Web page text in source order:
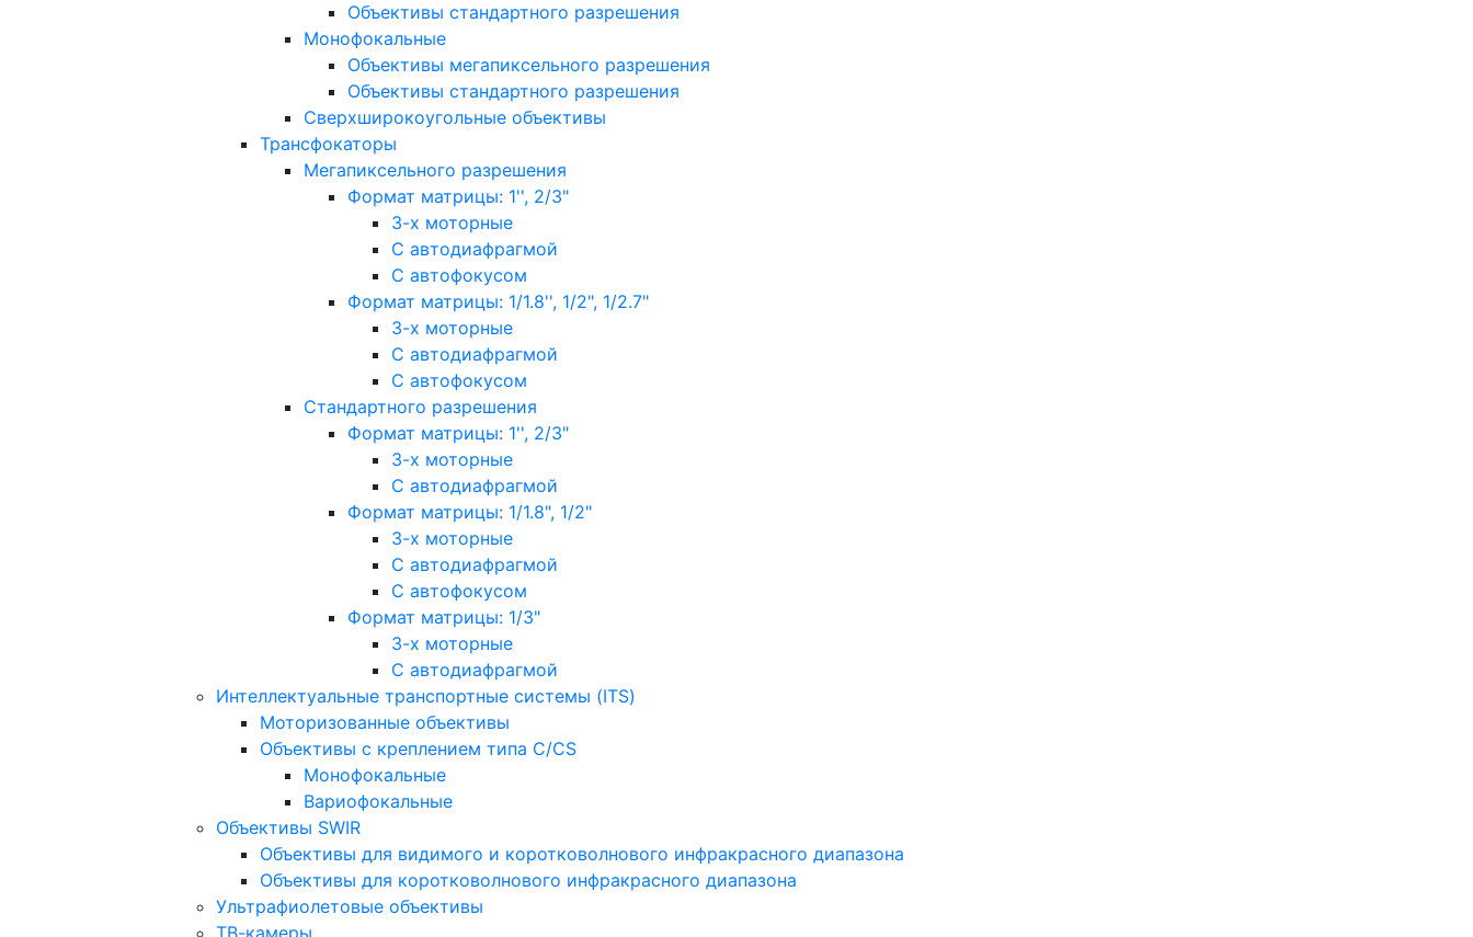
Объективы стандартного разрешения
Монофокальные
Объективы мегапиксельного разрешения
Объективы стандартного разрешения
Сверхширокоугольные объективы
Трансфокаторы
Мегапиксельного разрешения
Формат матрицы: 1'', 2/3"
3-х моторные
С автодиафрагмой
С автофокусом
Формат матрицы: 1/1.8'', 1/2", 1/2.7"
3-х моторные
С автодиафрагмой
С автофокусом
Стандартного разрешения
Формат матрицы: 1'', 2/3"
3-х моторные
С автодиафрагмой
Формат матрицы: 1/1.8", 1/2"
3-х моторные
С автодиафрагмой
С автофокусом
Формат матрицы: 1/3"
3-х моторные
С автодиафрагмой
Интеллектуальные транспортные системы (ITS)
Моторизованные объективы
Объективы с креплением типа C/CS
Монофокальные
Вариофокальные
Объективы SWIR
Объективы для видимого и коротковолнового инфракрасного диапазона
Объективы для коротковолнового инфракрасного диапазона
Ультрафиолетовые объективы
ТВ-камеры